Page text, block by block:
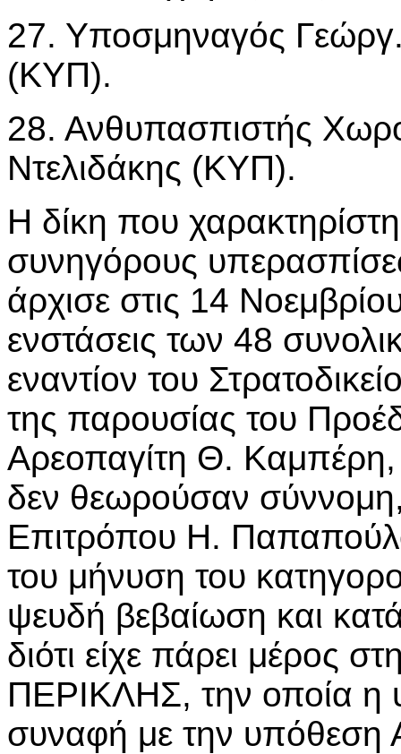
27. Υποσμηναγός
(ΚΥΠ).
28. Ανθυπασπιστής
Ντελιδάκης (ΚΥΠ).
Η δίκη που
συνηγόρους
άρχισε στις 14
ενστάσεις των 48
εναντίον του
της παρουσίας του
Αρεοπαγίτη Θ. Καμπέρη,
δεν θεωρούσαν σύννομη,
Επιτρόπου Η.
του μήνυση του
ψευδή βεβαίωση και
διότι είχε πάρει μέρος
ΠΕΡΙΚΛΗΣ, την οποία η
συναφή με την υπόθεση